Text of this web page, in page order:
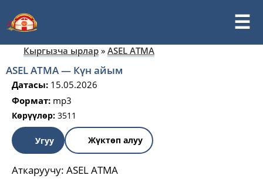
Кыргызча ырлар » ASEL ATMA
ASEL ATMA — Күн айым
Датасы: 15.05.2026
Формат: mp3
Көрүүлөр: 3511
Угуу Жүктөп алуу
Аткаруучу: ASEL ATMA